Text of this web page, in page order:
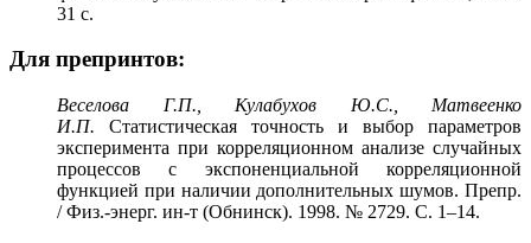
31 с.
Для препринтов:
Веселова Г.П., Кулабухов Ю.С., Матвеенко
И.П. Статистическая точность и выбор параметров
эксперимента при корреляционном анализе случайных
процессов с экспоненциальной корреляционной
функцией при наличии дополнительных шумов. Препр.
/ Физ.-энерг. ин-т (Обнинск). 1998. № 2729. С. 1–14.